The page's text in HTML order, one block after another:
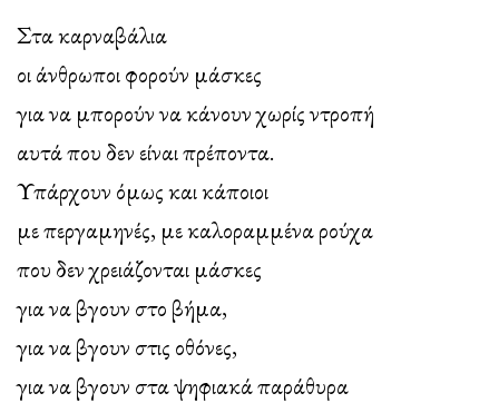
το
δεν
έφτασε
ποτέ…
Στα καρναβάλια
οι άνθρωποι φορούν μάσκες
για να μπορούν να κάνουν χωρίς ντροπή
αυτά που δεν είναι πρέποντα.
Υπάρχουν όμως και κάποιοι
με περγαμηνές, με καλοραμμένα ρούχα
που δεν χρειάζονται μάσκες
για να βγουν στο βήμα,
για να βγουν στις οθόνες,
για να βγουν στα ψηφιακά παράθυρα